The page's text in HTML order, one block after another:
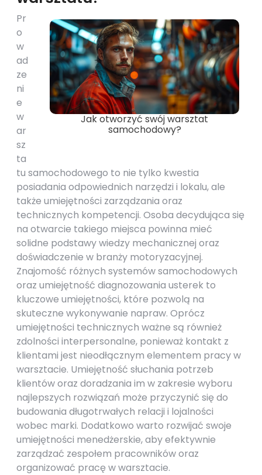
Jak otworzyć swój warsztat
samochodowy?
Pr
o
w
ad
ze
ni
e
w
ar
sz
ta
tu samochodowego to nie tylko kwestia
posiadania odpowiednich narzędzi i lokalu, ale
także umiejętności zarządzania oraz
technicznych kompetencji. Osoba decydująca się
na otwarcie takiego miejsca powinna mieć
solidne podstawy wiedzy mechanicznej oraz
doświadczenie w branży motoryzacyjnej.
Znajomość różnych systemów samochodowych
oraz umiejętność diagnozowania usterek to
kluczowe umiejętności, które pozwolą na
skuteczne wykonywanie napraw. Oprócz
umiejętności technicznych ważne są również
zdolności interpersonalne, ponieważ kontakt z
klientami jest nieodłącznym elementem pracy w
warsztacie. Umiejętność słuchania potrzeb
klientów oraz doradzania im w zakresie wyboru
najlepszych rozwiązań może przyczynić się do
budowania długotrwałych relacji i lojalności
wobec marki. Dodatkowo warto rozwijać swoje
umiejętności menedżerskie, aby efektywnie
zarządzać zespołem pracowników oraz
organizować pracę w warsztacie.